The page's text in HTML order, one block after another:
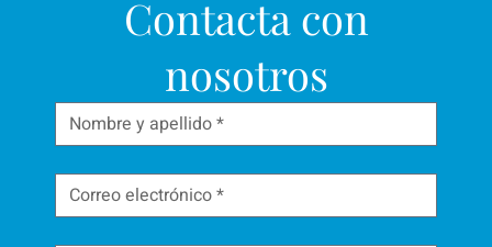
Contacta con
nosotros